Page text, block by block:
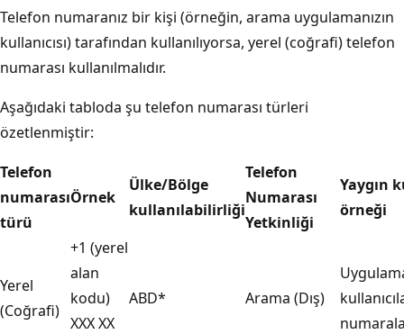
Telefon numaranız bir kişi (örneğin, arama uygulamanızın
kullanıcısı) tarafından kullanılıyorsa, yerel (coğrafi) telefon
numarası kullanılmalıdır.
Aşağıdaki tabloda şu telefon numarası türleri
özetlenmiştir:
Telefon
numarası
türü
Örnek
Ülke/Bölge
kullanılabilirliği
Telefon
Numarası
Yetkinliği
Yaygın
örneği
Yerel
(Coğrafi)
+1 (yerel
alan
kodu)
XXX XX
ABD* Arama (Dış)